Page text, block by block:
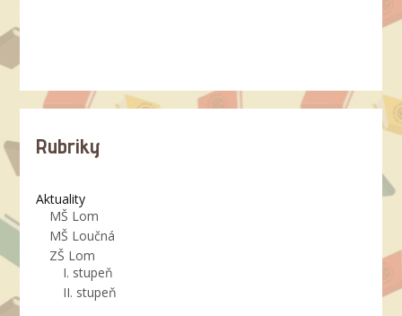
Rubriky
Aktuality
MŠ Lom
MŠ Loučná
ZŠ Lom
I. stupeň
II. stupeň